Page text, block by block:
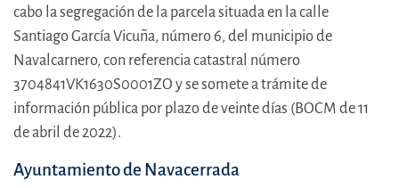
cabo la segregación de la parcela situada en la calle
Santiago García Vicuña, número 6, del municipio de
Navalcarnero, con referencia catastral número
3704841VK1630S0001ZO y se somete a trámite de
información pública por plazo de veinte días (BOCM de 11
de abril de 2022).
Ayuntamiento de Navacerrada